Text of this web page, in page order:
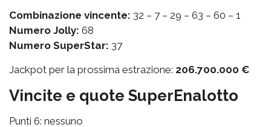
Combinazione vincente: 32 – 7 – 29 – 63 – 60 – 1
Numero Jolly: 68
Numero SuperStar: 37
Jackpot per la prossima estrazione: 206.700.000 €
Vincite e quote SuperEnalotto
Punti 6: nessuno